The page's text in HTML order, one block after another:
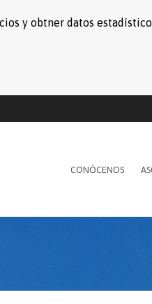
y obtner datos
CONÓCENOS